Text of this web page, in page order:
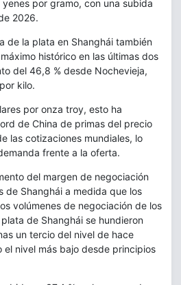
yenes por gramo, con una subida
2026.
de la plata en Shanghái también
histórico en las últimas dos
del 46,8 % desde Nochevieja,
kilo.
por onza troy, esto ha
de China de primas del precio
las cotizaciones mundiales, lo
frente a la oferta.
del margen de negociación
de Shanghái a medida que los
volúmenes de negociación de los
de Shanghái se hundieron
un tercio del nivel de hace
nivel más bajo desde principios